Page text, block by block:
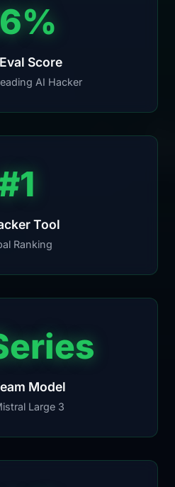
Score
AI Hacker
Tool
Ranking
Model
Large 3